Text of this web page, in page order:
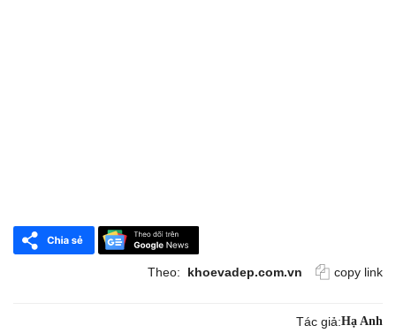
Theo: khoevadep.com.vn copy link
Tác giả:Hạ Anh